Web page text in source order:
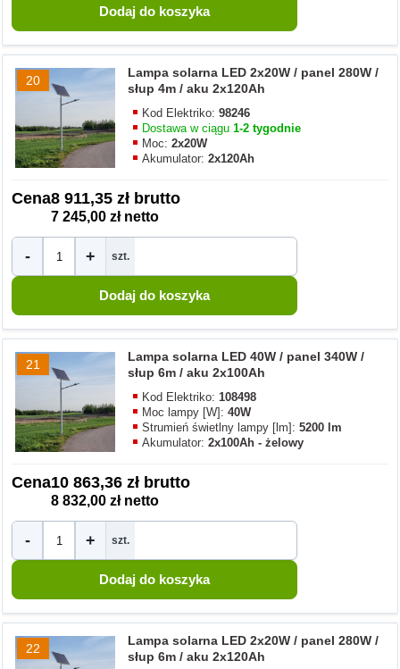
20
Lampa solarna LED 2x20W / panel 280W /
słup 4m / aku 2x120Ah
Kod Elektriko:98246
Dostawa w ciągu1-2 tygodnie
Moc:2x20W
Akumulator:2x120Ah
Cena8 911,35 zł brutto
7 245,00 zł netto
- + szt.
21
Lampa solarna LED 40W / panel 340W /
słup 6m / aku 2x100Ah
Kod Elektriko:108498
Moc lampy [W]:40W
Strumień świetlny lampy [lm]:5200 lm
Akumulator:2x100Ah - żelowy
Cena10 863,36 zł brutto
8 832,00 zł netto
- + szt.
22
Lampa solarna LED 2x20W / panel 280W /
słup 6m / aku 2x120Ah